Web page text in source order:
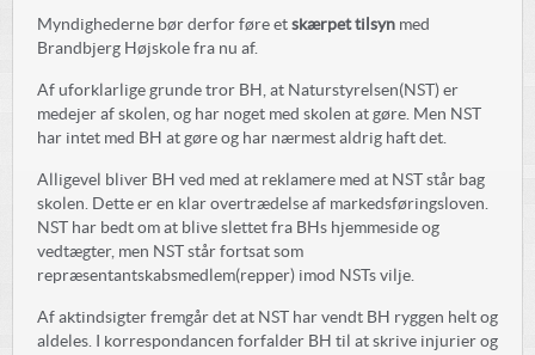
Myndighederne bør derfor føre etskærpet tilsyn med
Brandbjerg Højskole fra nu af.
Af uforklarlige grunde tror BH, at Naturstyrelsen(NST) er
medejer af skolen, og har noget med skolen at gøre. Men NST
har intet med BH at gøre og har nærmest aldrig haft det.
Alligevel bliver BH ved med at reklamere med at NST står bag
skolen. Dette er en klar overtrædelse af markedsføringsloven.
NST har bedt om at blive slettet fra BHs hjemmeside og
vedtægter, men NST står fortsat som
repræsentantskabsmedlem(repper) imod NSTs vilje.
Af aktindsigter fremgår det at NST har vendt BH ryggen helt og
aldeles. I korrespondancen forfalder BH til at skrive injurier og